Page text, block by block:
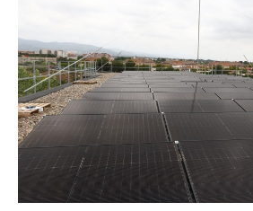
Subscriu-te als butlletins de la URV
CATALÀ ESPAÑOL